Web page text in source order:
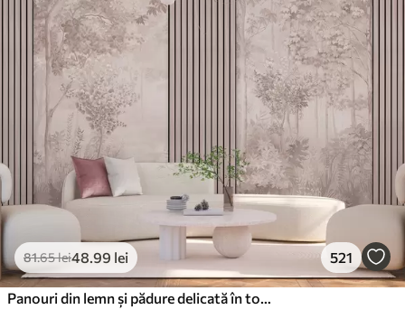
81.65lei48 .99 lei 521